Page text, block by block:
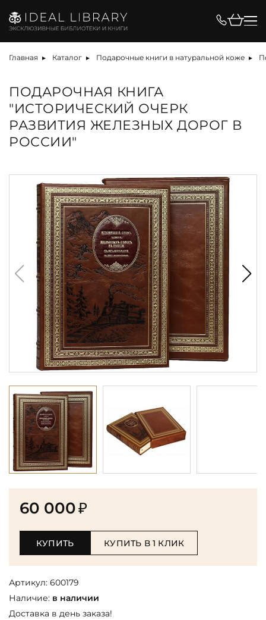
Главная Каталог Подарочные книги в натуральной коже
ПОДАРОЧНАЯ КНИГА
"ИСТОРИЧЕСКИЙ ОЧЕРК
РАЗВИТИЯ ЖЕЛЕЗНЫХ ДОРОГ В
РОССИИ"
60 000₽
КУПИТЬ КУПИТЬ В 1 КЛИК
Артикул: 600179
Наличие: в наличии
Доставка в день заказа!